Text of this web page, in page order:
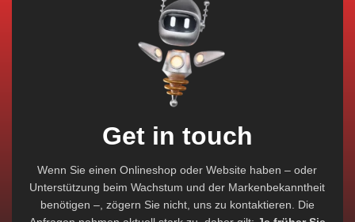
Get in touch
Wenn Sie einen Onlineshop oder Website haben – oder
Unterstützung beim Wachstum und der Markenbekanntheit
benötigen –, zögern Sie nicht, uns zu kontaktieren. Die